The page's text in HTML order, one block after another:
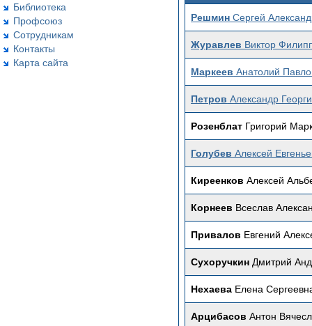
Библиотека
Профсоюз
Сотрудникам
Контакты
Карта сайта
Решмин Сергей
Журавлев Виктор
Маркеев Анатолий
Петров Александр
Розенблат Григорий
Голубев Алексей
Киреенков Алексей
Корнеев Всеслав
Привалов Евгений
Сухоручкин Дмитрий
Нехаева Елена
Арцибасов Антон